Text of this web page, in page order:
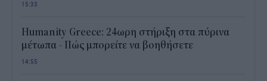
15:33
Humanity Greece: 24ωρη στήριξη στα πύρινα
μέτωπα - Πώς μπορείτε να βοηθήσετε
14:55